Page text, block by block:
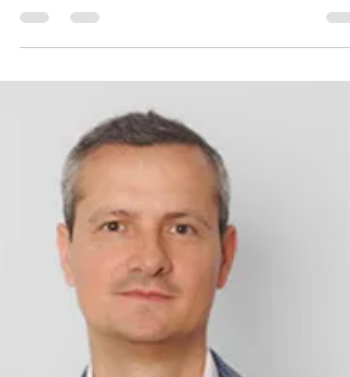
con el certificado de Sello digital y
la implementación del Complemento
Concepto para la Facturación de
Hidrocarburos y Petrolíferos. El pasado 9
julio de 2026, el Servicio de Administración
Tributaria (SAT) publicó en el Diario Oficial
de la Federación la Primera Resolución de
Modificaciones a la Resolución Miscelánea
Fiscal para 2026, mediante la cual se
reforman diversas reglas fiscales y se
anuncian las primeras modif